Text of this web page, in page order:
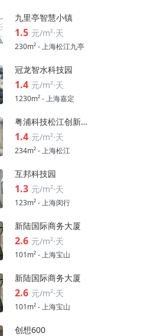
九里亭智慧小镇
1.5 元/m²⋅天
230m² - 上海松江九亭
冠龙智水科技园
1.4 元/m²⋅天
1230m² - 上海嘉定
粤浦科技松江创新中心
1.4 元/m²⋅天
234m² - 上海松江
互邦科技园
1.3 元/m²⋅天
123m² - 上海闵行
新陆国际商务大厦
2.6 元/m²⋅天
101m² - 上海宝山
新陆国际商务大厦
2.6 元/m²⋅天
101m² - 上海宝山
创想600